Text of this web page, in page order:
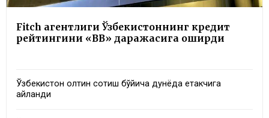
Fitch агентлиги Ўзбекистоннинг кредит
рейтингини «BB» даражасига оширди
Ўзбекистон олтин сотиш бўйича дунёда етакчига
айланди